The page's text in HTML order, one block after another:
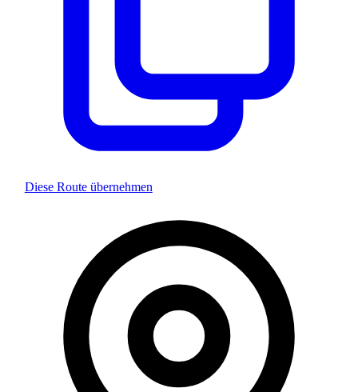
Diese Route übernehmen